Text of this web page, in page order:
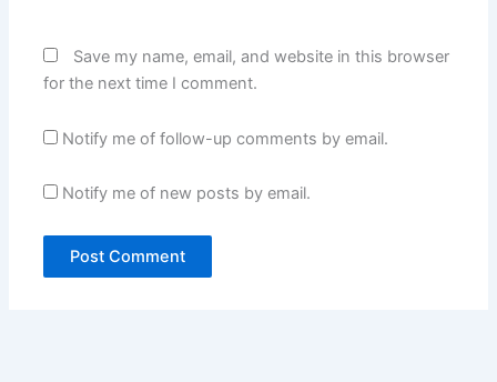
Save my name, email, and website in this browser
for the next time I comment.
Notify me of follow-up comments by email.
Notify me of new posts by email.